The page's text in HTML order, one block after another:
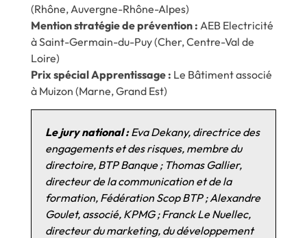
(Rhône, Auvergne-Rhône-Alpes)
Mention stratégie de prévention : AEB Electricité
à Saint-Germain-du-Puy (Cher, Centre-Val de
Loire)
Prix spécial Apprentissage: Le Bâtiment associé
à Muizon (Marne, Grand Est)
Le jury national :Eva Dekany, directrice des
engagements et des risques, membre du
directoire, BTP Banque ; Thomas Gallier,
directeur de la communication et de la
formation, Fédération Scop BTP ; Alexandre
Goulet, associé, KPMG ; Franck Le Nuellec,
directeur du marketing, du développement